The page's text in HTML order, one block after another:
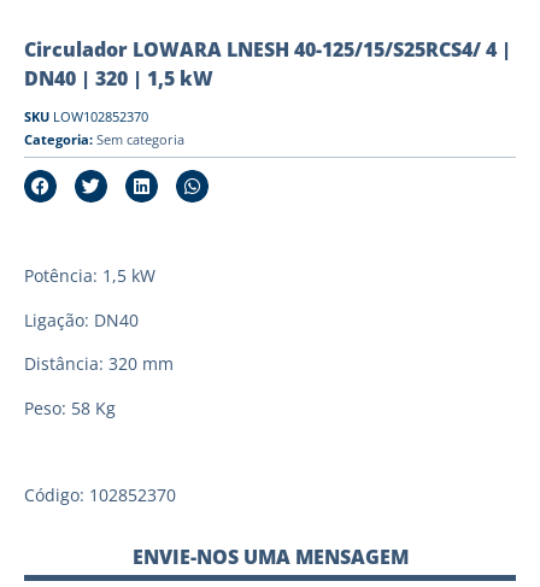
Circulador LOWARA LNESH 40-125/15/S25RCS4/ 4 |
DN40 | 320 | 1,5 kW
SKU LOW102852370
Categoria: Sem categoria
Potência: 1,5 kW
Ligação: DN40
Distância: 320 mm
Peso: 58 Kg
Código: 102852370
ENVIE-NOS UMA MENSAGEM